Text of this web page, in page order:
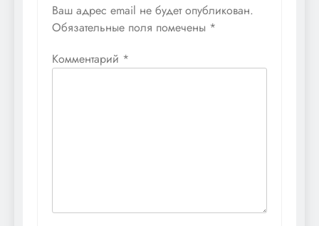
Ваш адрес email не будет опубликован.
Обязательные поля помечены *
Комментарий *